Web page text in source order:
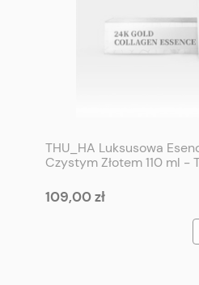
THU_HA Luksusowa
Czystym Złotem 110 ml -
109,00 zł